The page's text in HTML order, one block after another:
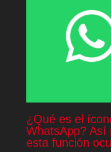
¿Qué es el
WhatsApp? Así
esta función